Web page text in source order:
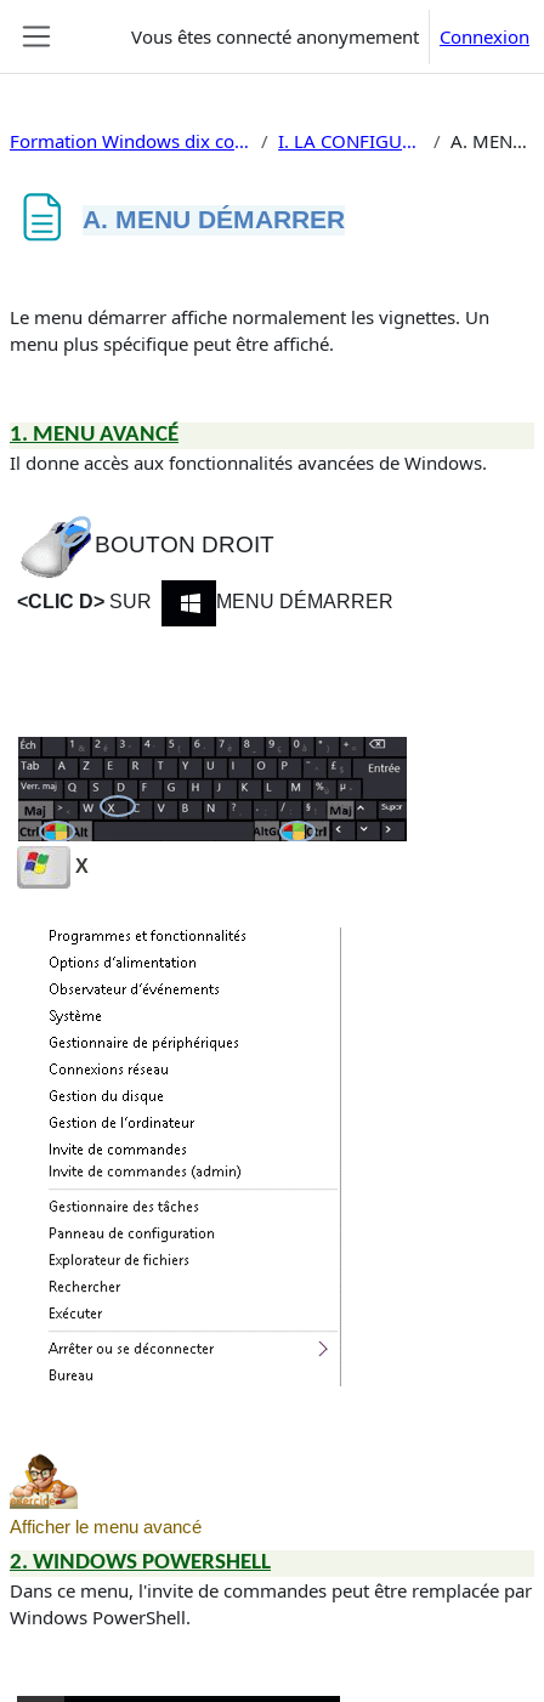
Vous êtes connecté anonymement Connexion
Formation Windows dix configuration avancée gratuite I. LA CONFIGURATION LOGICIELLE A. MENU DÉMARRER
A. MENU DÉMARRER
Le menu démarrer affiche normalement les vignettes. Un
menu plus spécifique peut être affiché.
1. MENU AVANCÉ
Il donne accès aux fonctionnalités avancées de Windows.
BOUTON DROIT
<CLIC D>SUR MENU DÉMARRER
X
Afficher le menu avancé
2. WINDOWS POWERSHELL
Dans ce menu, l'invite de commandes peut être remplacée par
Windows PowerShell.